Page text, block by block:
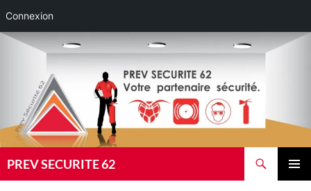
Connexion
Aller
PREV SECURITE 62